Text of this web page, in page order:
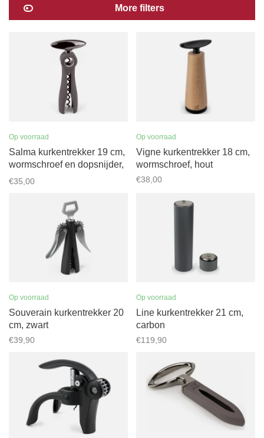
More filters
Op voorraad
Salma kurkentrekker 19 cm,
wormschroef en dopsnijder,
basalt
€35,00
Op voorraad
Vigne kurkentrekker 18 cm,
wormschroef, hout
€38,00
Op voorraad
Souverain kurkentrekker 20
cm, zwart
€39,90
Op voorraad
Line kurkentrekker 21 cm,
carbon
€119,90